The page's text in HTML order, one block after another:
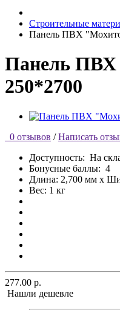
Строительные
Панель ПВХ
Панель
250*2700
0 отзывов / Написать
Доступность: На
Бонусные баллы: 4
Длина: 2,700 мм x
Вес: 1 кг
277.00 р.
Нашли дешевле